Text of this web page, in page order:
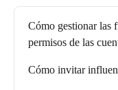
Cómo gestionar las
permisos de las
Cómo invitar